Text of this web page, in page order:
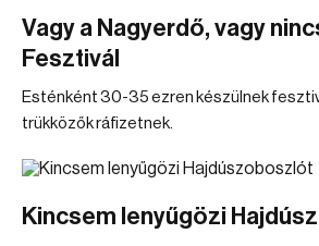
Vagy a Nagyerdő, vagy
Fesztivál
Esténként 30-35 ezren készülnek
trükközők ráfizetnek.
Kincsem lenyűgözi